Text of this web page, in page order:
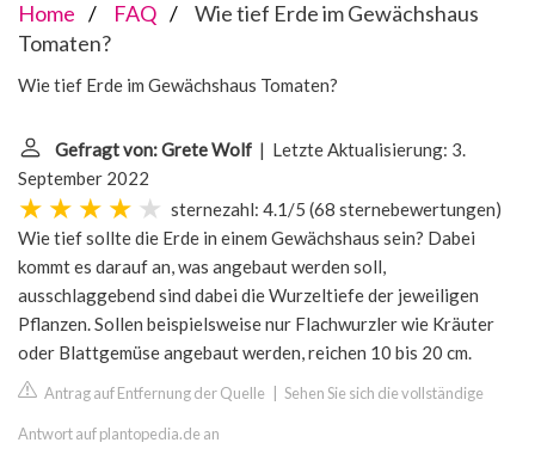
Home FAQ
Wie tief Erde im Gewächshaus
Tomaten?
Wie tief Erde im Gewächshaus Tomaten?
Gefragt von: Grete Wolf | Letzte Aktualisierung: 3.
September 2022
sternezahl: 4.1/5 (68 sternebewertungen)
Wie tief sollte die Erde in einem Gewächshaus sein? Dabei
kommt es darauf an, was angebaut werden soll,
ausschlaggebend sind dabei die Wurzeltiefe der jeweiligen
Pflanzen. Sollen beispielsweise nur Flachwurzler wie Kräuter
oder Blattgemüse angebaut werden, reichen 10 bis 20 cm.
Antrag auf Entfernung der Quelle Sehen Sie sich die vollständige
Antwort auf plantopedia.de an